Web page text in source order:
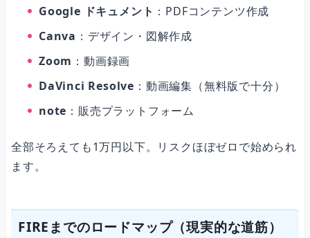
Google ドキュメント ：PDFコンテンツ作成
Canva ：デザイン・図解作成
Zoom ：動画録画
DaVinci Resolve ：動画編集（無料版で十分）
note ：販売プラットフォーム
全部そろえても1万円以下。リスクほぼゼロで始められ
ます。
FIREまでのロードマップ（現実的な道筋）